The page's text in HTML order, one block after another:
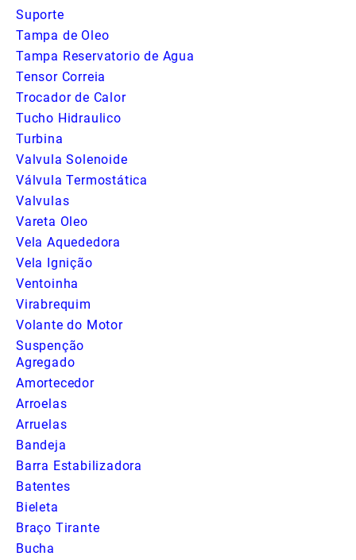
Suporte
Tampa de Oleo
Tampa Reservatorio de Agua
Tensor Correia
Trocador de Calor
Tucho Hidraulico
Turbina
Valvula Solenoide
Válvula Termostática
Valvulas
Vareta Oleo
Vela Aquededora
Vela Ignição
Ventoinha
Virabrequim
Volante do Motor
Suspenção
Agregado
Amortecedor
Arroelas
Arruelas
Bandeja
Barra Estabilizadora
Batentes
Bieleta
Braço Tirante
Bucha